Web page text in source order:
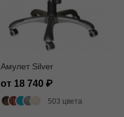
Амулет Silver
от 18 740
503 цвета